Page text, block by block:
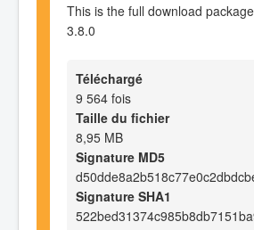
This is the full download
3.8.0
Téléchargé
9 564 fois
Taille du fichier
8,95 MB
Signature MD5
Signature SHA1